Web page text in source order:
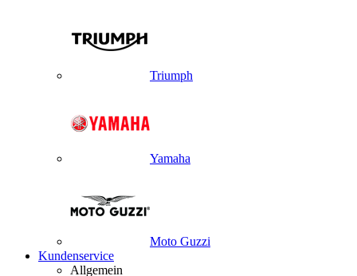
Triumph
Yamaha
Moto Guzzi
Kundenservice
Allgemein